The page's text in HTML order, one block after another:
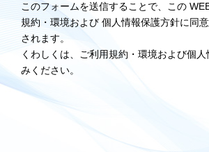
このフォームを送信することで、この
規約・環境および 個人情報保護方針に同
されます。
くわしくは、ご利用規約・環境および個
みください。